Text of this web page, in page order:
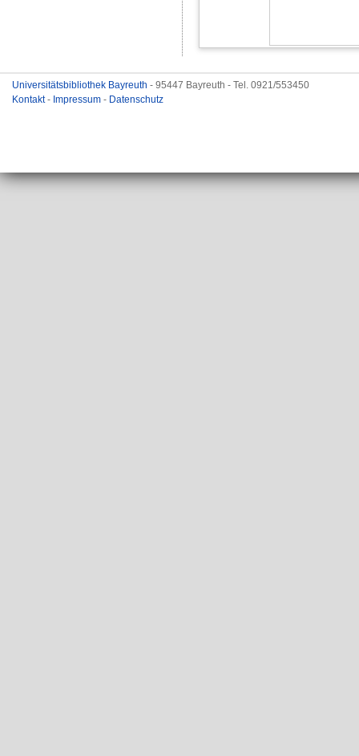
Universitätsbibliothek Bayreuth - 95447 Bayreuth - Tel. 0921/553450
Kontakt- Impressum - Datenschutz